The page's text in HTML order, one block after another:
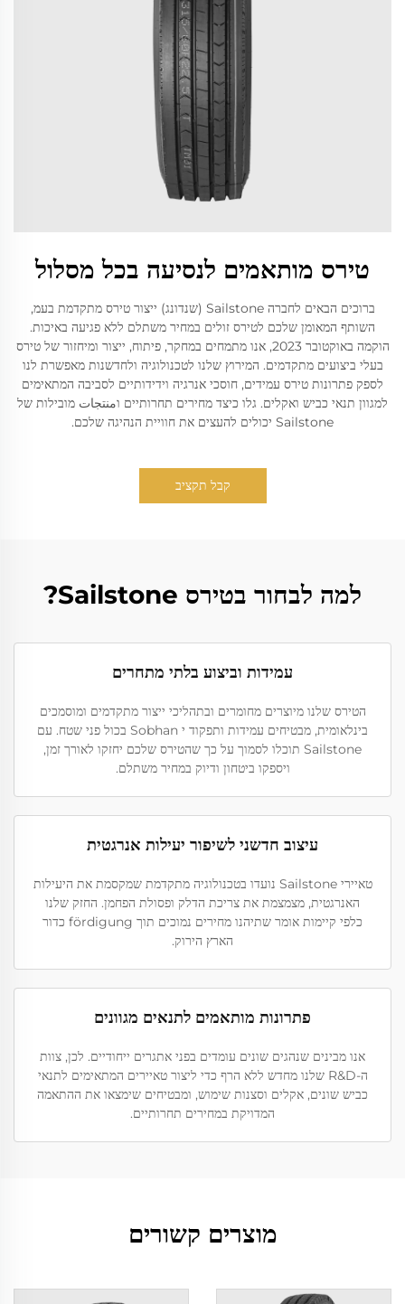
טירס מותאמים לנסיעה בכל מסלול
ברוכים הבאים לחברה Sailstone (שנדונג) ייצור טירס מתקדמת בעמ,
השותף המאומן שלכם לטירס זולים במחיר משתלם ללא פגיעה באיכות.
הוקמה באוקטובר 2023, אנו מתמחים במחקר, פיתוח, ייצור ומיחזור של טירס
בעלי ביצועים מתקדמים. המירוץ שלנו לטכנולוגיה ולחדשנות מאפשרת לנו
לספק פתרונות טירס עמידים, חוסכי אנרגיה וידידותיים לסביבה המתאימים
למגוון תנאי כביש ואקלים. גלו כיצד מחירים תחרותיים וمنتجات מובילות של
Sailstone יכולים להעצים את חוויית הנהיגה שלכם.
קבל תקציב
למה לבחור בטירס Sailstone?
עמידות וביצוע בלתי מתחרים
הטירס שלנו מיוצרים מחומרים ובתהליכי ייצור מתקדמים ומוסמכים
בינלאומית, מבטיחים עמידות ותפקוד י Sobhan בכול פני שטח. עם
Sailstone תוכלו לסמוך על כך שהטירס שלכם יחזקו לאורך זמן,
ויספקו ביטחון ודיוק במחיר משתלם.
עיצוב חדשני לשיפור יעילות אנרגטית
טאיירי Sailstone נועדו בטכנולוגיה מתקדמת שמקסמת את היעילות
האנרגטית, מצמצמת את צריכת הדלק ופסולת הפחמן. החזק שלנו
כלפי קיימות אומר שתיהנו מחירים נמוכים תוך fördigung כדור
הארץ הירוק.
פתרונות מותאמים לתנאים מגוונים
אנו מבינים שנהגים שונים עומדים בפני אתגרים ייחודיים. לכן, צוות
ה-R&D שלנו מחדש ללא הרף כדי ליצור טאיירים המתאימים לתנאי
כביש שונים, אקלים וסצנות שימוש, ומבטיחים שימצאו את ההתאמה
המדויקת במחירים תחרותיים.
מוצרים קשורים